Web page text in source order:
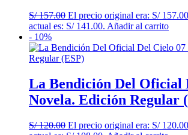
S/157.00 El precio original era: S/
actual es: S/ 141.00. Añadir al carrito
- 10%
La Bendición Del Oficial
Novela. Edición Regular
S/120.00 El precio original era: S/